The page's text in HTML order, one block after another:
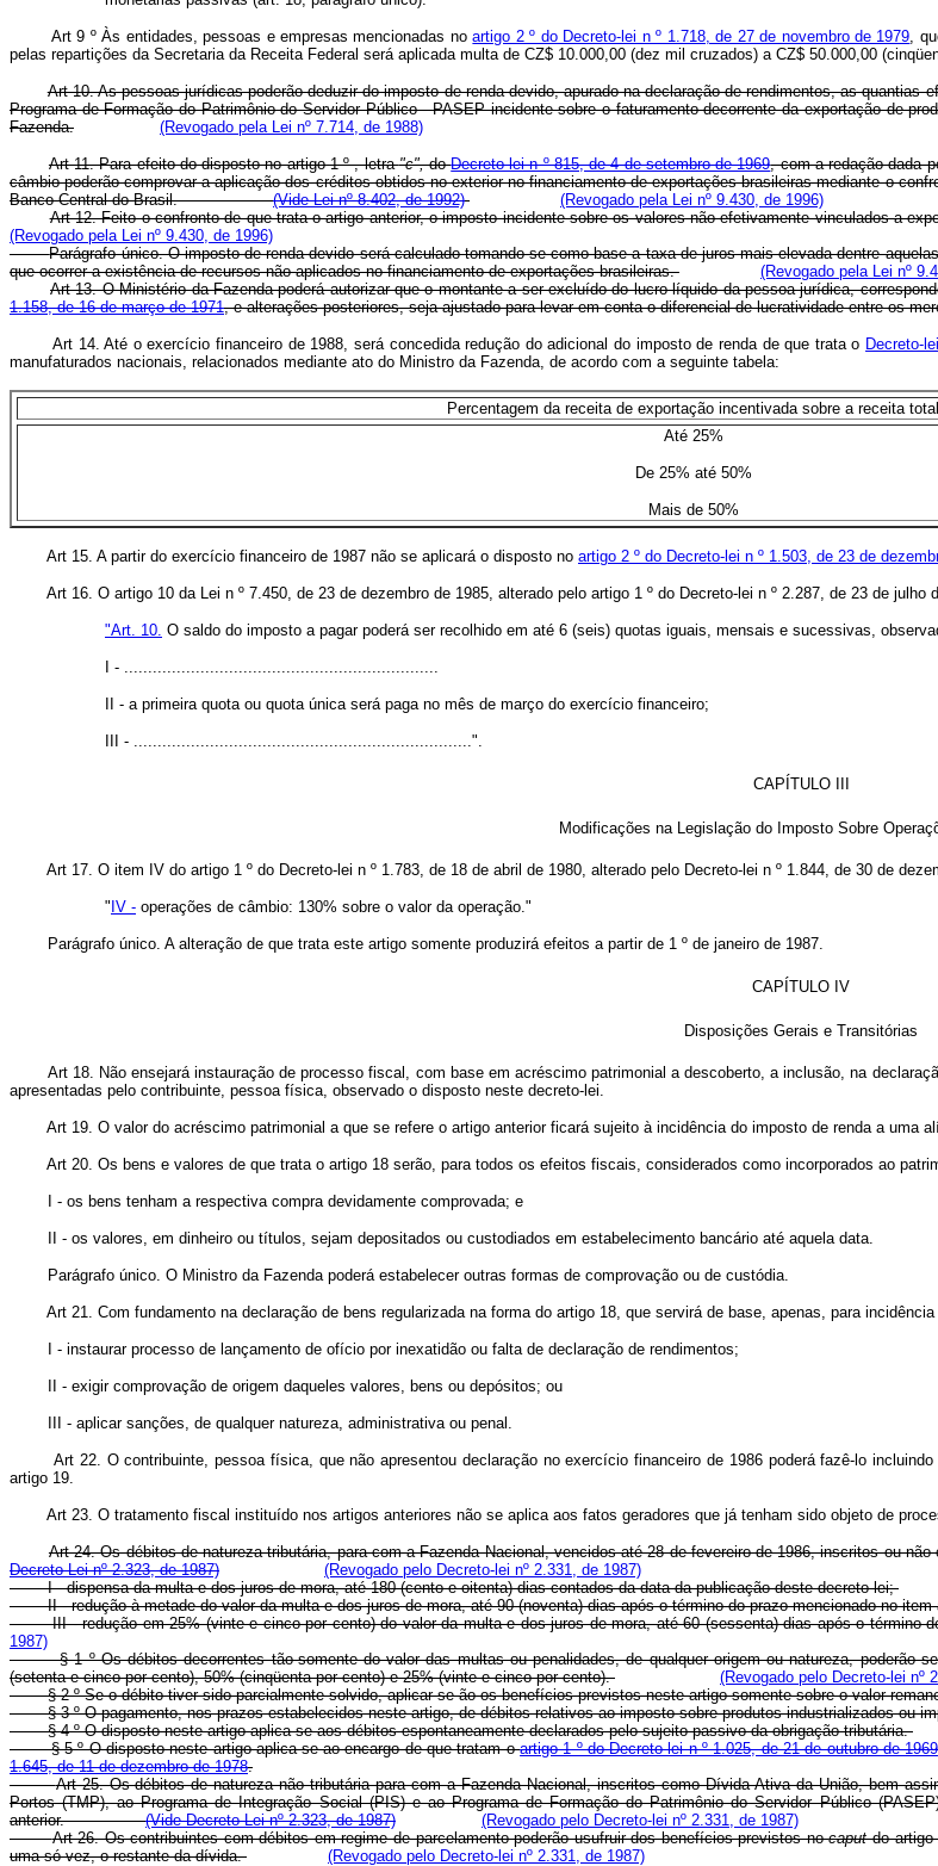
Art 9 º Às entidades, pessoas e empresas mencionadas noartigo 2 º do Decreto-lei n º 1.718, de 27 de novembro de 1979,
pelas repartições da Secretaria da Receita Federal será aplicada multa de CZ$ 10.000,00 (dez mil cruzados) a CZ$ 50.000,00
Art 10. As pessoas jurídicas poderão deduzir do imposto de renda devido, apurado na declaração de rendimentos, as
Programa de Formação do Patrimônio do Servidor Público - PASEP incidente sobre o faturamento decorrente da exportação de
Fazenda.
(Revogado pela Lei nº 7.714, de 1988)
Art 11. Para efeito do disposto no artigo 1 º , letra"c",doDecreto-lei n º 815, de 4 de setembro de 1969, com a redação dada
câmbio poderão comprovar a aplicação dos créditos obtidos no exterior no financiamento de exportações brasileiras mediante o
Banco Central do Brasil.(Vide Lei nº 8.402, de 1992)
(Revogado pela Lei nº 9.430, de 1996)
Art 12. Feito o confronto de que trata o artigo anterior, o imposto incidente sobre os valores não efetivamente vinculados a
(Revogado pela Lei nº 9.430, de 1996)
Parágrafo único. O imposto de renda devido será calculado tomando-se como base a taxa de juros mais elevada dentre
que ocorrer a existência de recursos não aplicados no financiamento de exportações brasileiras.
(Revogado pela Lei nº
Art 13. O Ministério da Fazenda poderá autorizar que o montante a ser excluído do lucro líquido da pessoa jurídica,
1.158, de 16 de março de 1971, e alterações posteriores, seja ajustado para levar em conta o diferencial de lucratividade entre os
Art 14. Até o exercício financeiro de 1988, será concedida redução do adicional do imposto de renda de que trata o Decreto-
manufaturados nacionais, relacionados mediante ato do Ministro da Fazenda, de acordo com a seguinte tabela:
Percentagem da receita de exportação incentivada sobre a receita total
Até 25%
De 25% até 50%
Mais de 50%
Art 15. A partir do exercício financeiro de 1987 não se aplicará o disposto no artigo 2 º do Decreto-lei n º 1.503, de 23 de
Art 16. O artigo 10 da Lei n º 7.450, de 23 de dezembro de 1985, alterado pelo artigo 1 º do Decreto-lei n º 2.287, de 23 de
"Art. 10. O saldo do imposto a pagar poderá ser recolhido em até 6 (seis) quotas iguais, mensais e sucessivas,
I - ..................................................................
II - a primeira quota ou quota única será paga no mês de março do exercício financeiro;
III - .......................................................................".
CAPÍTULO III
Modificações na Legislação do Imposto Sobre
Art 17. O item IV do artigo 1 º do Decreto-lei n º 1.783, de 18 de abril de 1980, alterado pelo Decreto-lei n º 1.844, de 30 de
" IV - operações de câmbio: 130% sobre o valor da operação."
Parágrafo único. A alteração de que trata este artigo somente produzirá efeitos a partir de 1 º de janeiro de 1987.
CAPÍTULO IV
Disposições Gerais e Transitórias
Art 18. Não ensejará instauração de processo fiscal, com base em acréscimo patrimonial a descoberto, a inclusão, na
apresentadas pelo contribuinte, pessoa física, observado o disposto neste decreto-lei.
Art 19. O valor do acréscimo patrimonial a que se refere o artigo anterior ficará sujeito à incidência do imposto de renda a uma
Art 20. Os bens e valores de que trata o artigo 18 serão, para todos os efeitos fiscais, considerados como incorporados ao
I - os bens tenham a respectiva compra devidamente comprovada; e
II - os valores, em dinheiro ou títulos, sejam depositados ou custodiados em estabelecimento bancário até aquela data.
Parágrafo único. O Ministro da Fazenda poderá estabelecer outras formas de comprovação ou de custódia.
Art 21. Com fundamento na declaração de bens regularizada na forma do artigo 18, que servirá de base, apenas, para
I - instaurar processo de lançamento de ofício por inexatidão ou falta de declaração de rendimentos;
II - exigir comprovação de origem daqueles valores, bens ou depósitos; ou
III - aplicar sanções, de qualquer natureza, administrativa ou penal.
Art 22. O contribuinte, pessoa física, que não apresentou declaração no exercício financeiro de 1986 poderá fazê-lo
artigo 19.
Art 23. O tratamento fiscal instituído nos artigos anteriores não se aplica aos fatos geradores que já tenham sido objeto de
Art 24. Os débitos de natureza tributária, para com a Fazenda Nacional, vencidos até 28 de fevereiro de 1986, inscritos ou
Decreto Lei nº 2.323, de 1987)
(Revogado pelo Decreto-lei nº 2.331, de 1987)
I - dispensa da multa e dos juros de mora, até 180 (cento e oitenta) dias contados da data da publicação deste decreto-lei;
II - redução à metade do valor da multa e dos juros de mora, até 90 (noventa) dias após o término do prazo mencionado no item
III - redução em 25% (vinte e cinco por cento) do valor da multa e dos juros de mora, até 60 (sessenta) dias após o término
1987)
§ 1 º Os débitos decorrentes tão-somente do valor das multas ou penalidades, de qualquer origem ou natureza, poderão
(setenta e cinco por cento), 50% (cinqüenta por cento) e 25% (vinte e cinco por cento).
(Revogado pelo Decreto-lei nº
§ 2 º Se o débito tiver sido parcialmente solvido, aplicar-se-ão os benefícios previstos neste artigo somente sobre o valor
§ 3 º O pagamento, nos prazos estabelecidos neste artigo, de débitos relativos ao imposto sobre produtos industrializados ou
§ 4 º O disposto neste artigo aplica-se aos débitos espontaneamente declarados pelo sujeito passivo da obrigação tributária.
§ 5 º O disposto neste artigo aplica-se ao encargo de que tratam oartigo 1 º do Decreto-lei n º 1.025, de 21 de outubro de 1969
1.645, de 11 de dezembro de 1978.
Art 25. Os débitos de natureza não tributária para com a Fazenda Nacional, inscritos como Dívida Ativa da União, bem
Portos (TMP), ao Programa de Integração Social (PIS) e ao Programa de Formação do Patrimônio do Servidor Público
anterior.(Vide Decreto Lei nº 2.323, de 1987)
(Revogado pelo Decreto-lei nº 2.331, de 1987)
Art 26. Os contribuintes com débitos em regime de parcelamento poderão usufruir dos benefícios previstos nocaputdo artigo
uma só vez, o restante da dívida.
(Revogado pelo Decreto-lei nº 2.331, de 1987)